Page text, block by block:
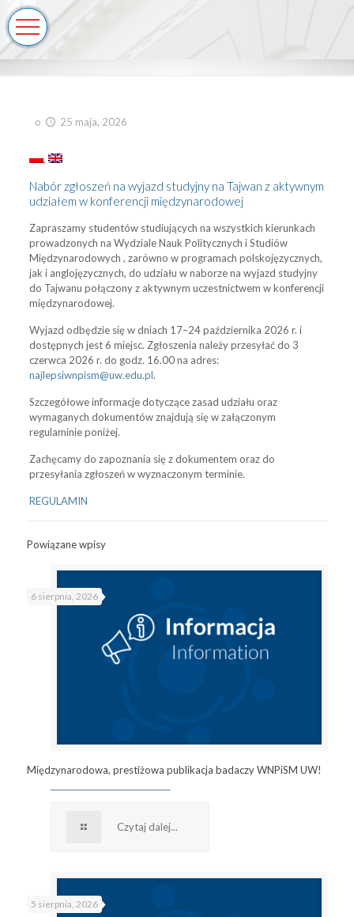
o 25 maja, 2026
Nabór zgłoszeń na wyjazd studyjny na Tajwan z aktywnym
udziałem w konferencji międzynarodowej
Zapraszamy studentów studiujących na wszystkich kierunkach
prowadzonych na Wydziale Nauk Politycznych i Studiów
Międzynarodowych , zarówno w programach polskojęzycznych,
jak i anglojęzycznych, do udziału w naborze na wyjazd studyjny
do Tajwanu połączony z aktywnym uczestnictwem w konferencji
międzynarodowej.
Wyjazd odbędzie się w dniach 17–24 października 2026 r. i
dostępnych jest 6 miejsc. Zgłoszenia należy przesyłać do 3
czerwca 2026 r. do godz. 16.00 na adres:
najlepsiwnpism@uw.edu.pl.
Szczegółowe informacje dotyczące zasad udziału oraz
wymaganych dokumentów znajdują się w załączonym
regulaminie poniżej.
Zachęcamy do zapoznania się z dokumentem oraz do
przesyłania zgłoszeń w wyznaczonym terminie.
REGULAMIN
Powiązane wpisy
6 sierpnia, 2026
Międzynarodowa, prestiżowa publikacja badaczy WNPiSM UW!
Czytaj dalej...
5 sierpnia, 2026